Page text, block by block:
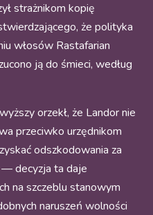
strażnikom kopię
że polityka
włosów Rastafarian
ją do śmieci, według
orzekł, że Landor nie
przeciwko urzędnikom
odszkodowania za
— decyzja ta daje
na szczeblu stanowym
naruszeń wolności